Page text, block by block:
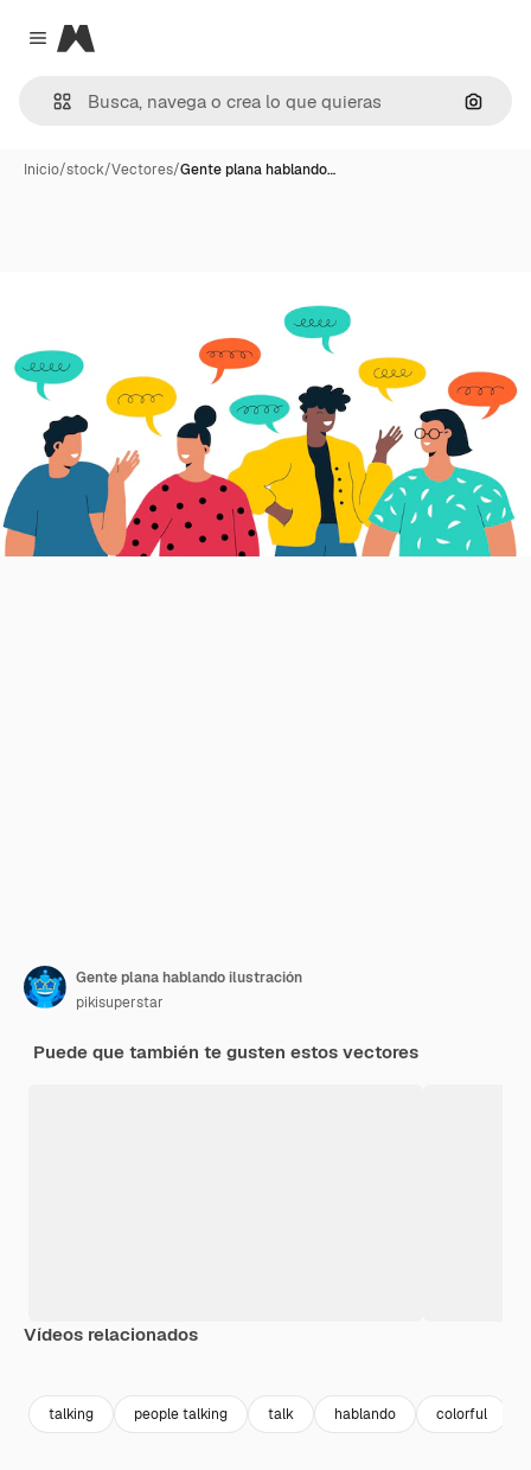
Close menu
Magnific
Inicio/stock/Vectores/Gente plana hablando…
Gente plana hablando ilustración
pikisuperstar
Puede que también te gusten estos vectores
Vídeos relacionados
talking people talking talk hablando colorful